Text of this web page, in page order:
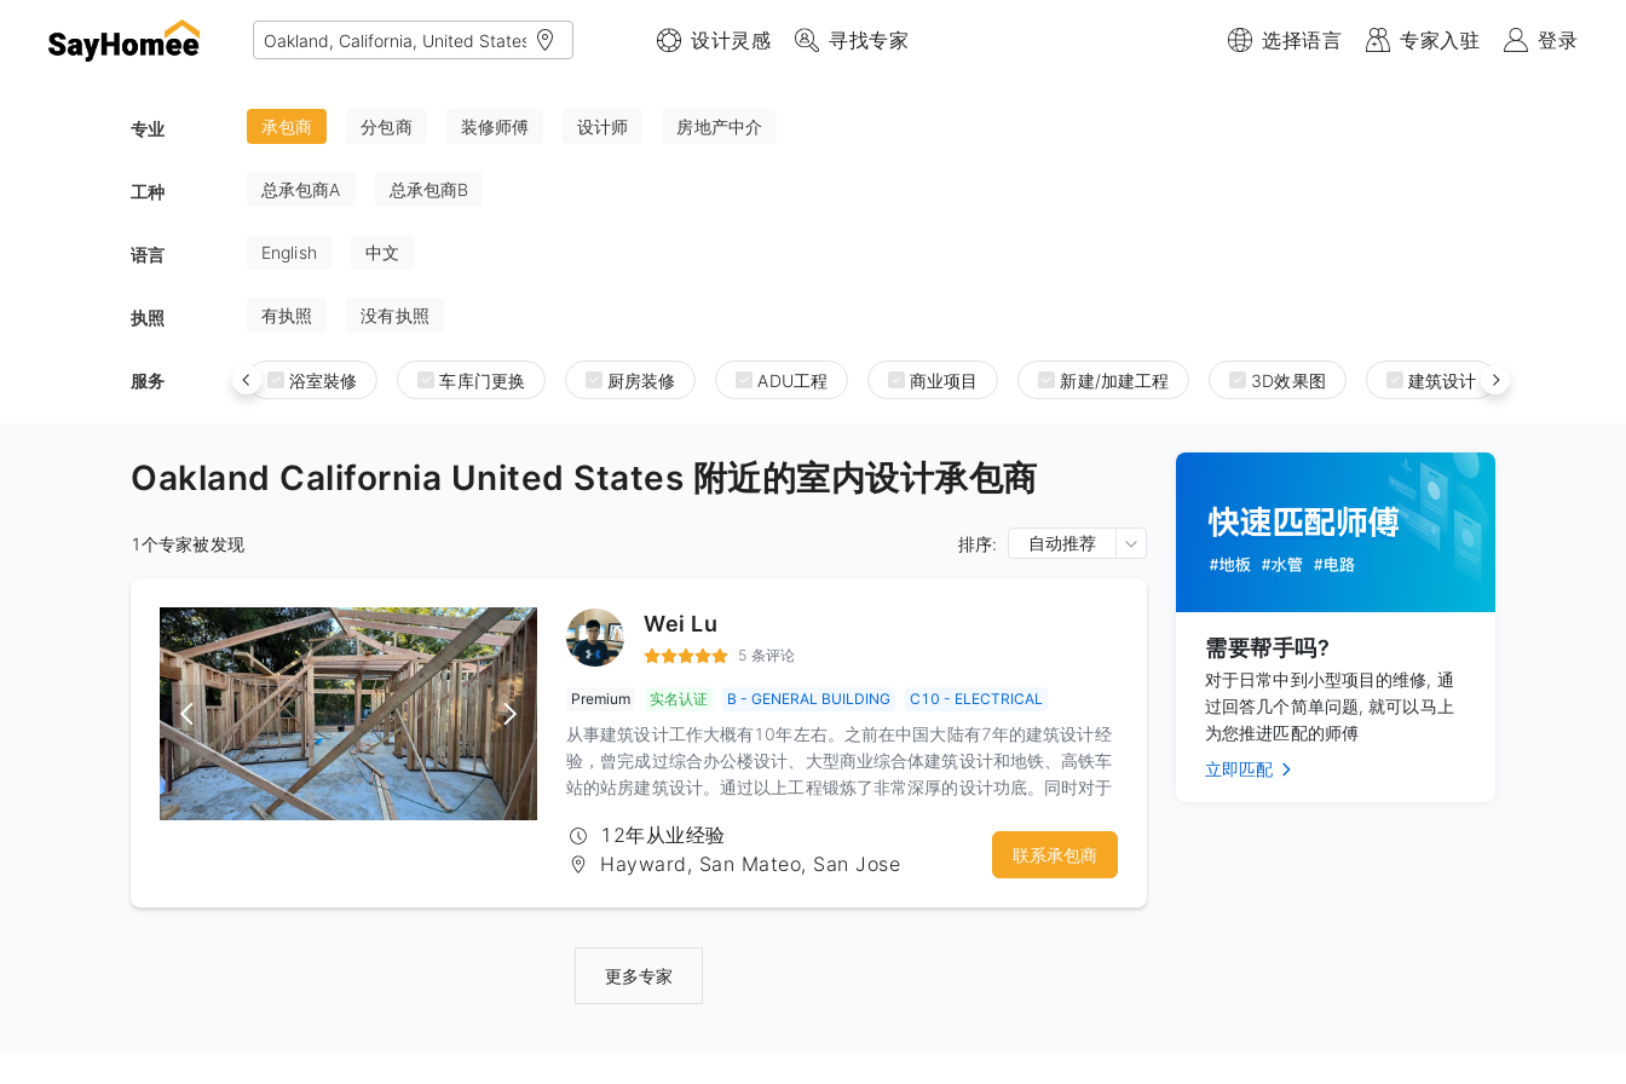
设计灵感 寻找专家 选择语言 专家入驻 登录
专业 承包商 分包商 装修师傅 设计师 房地产中介
工种 总承包商A 总承包商B
语言 English 中文
执照 有执照 没有执照
服务 浴室裝修 车库门更换 厨房装修 ADU工程 商业项目 新建/加建工程 3D效果图 建筑设计
Oakland California United States 附近的室内设计承包商
1个专家被发现 排序: 自动推荐
Wei Lu
5 条评论
Premium 实名认证 B - GENERAL BUILDING C10 - ELECTRICAL
从事建筑设计工作大概有10年左右。之前在中国大陆有7年的建筑设计经
验，曾完成过综合办公楼设计、大型商业综合体建筑设计和地铁、高铁车
站的站房建筑设计。通过以上工程锻炼了非常深厚的设计功底。同时对于
和变化也具备一定的实力。目前在北美从事家建行业的建筑设计，通过一
定的经验积累，对于湾区各个city的code和要求也逐渐了然于胸。因此结
12年从业经验
Hayward, San Mateo, San Jose
联系承包商
更多专家
需要帮手吗?
对于日常中到小型项目的维修, 通
过回答几个简单问题, 就可以马上
为您推进匹配的师傅
立即匹配